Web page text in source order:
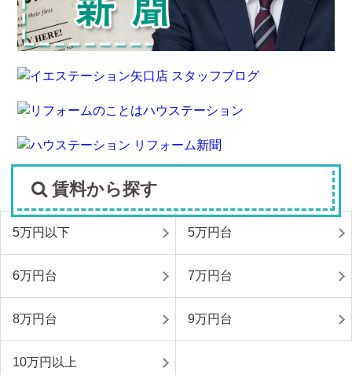
賃料から探す
5万円以下 5万円台
6万円台 7万円台
8万円台 9万円台
10万円以上